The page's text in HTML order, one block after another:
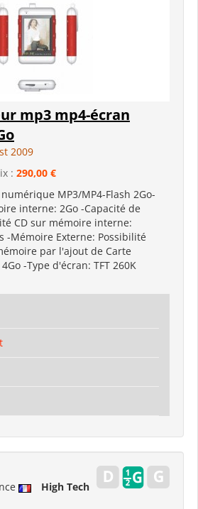
mp3 mp4-écran
2009
: 290,00 €
MP3/MP4-Flash 2Go-
interne: 2Go -Capacité de
CD sur mémoire interne:
-Mémoire Externe: Possibilité
par l'ajout de Carte
-Type d'écran: TFT 260K
High Tech